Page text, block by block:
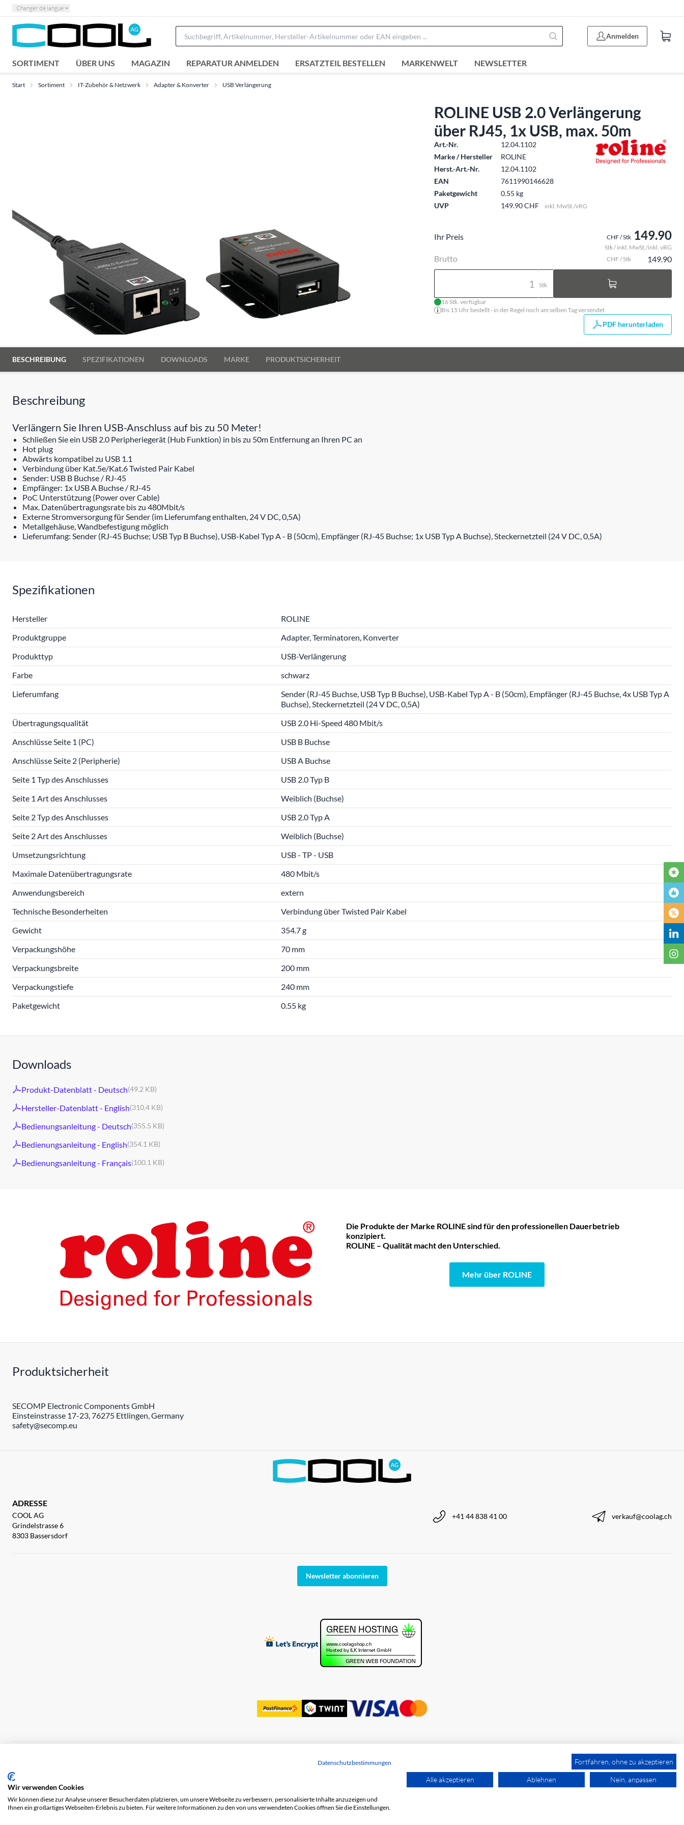
Changer de langue
Anmelden
SORTIMENT ÜBER UNS MAGAZIN REPARATUR ANMELDEN ERSATZTEIL BESTELLEN MARKENWELT NEWSLETTER
Start Sortiment IT-Zubehör & Netzwerk Adapter & Konverter USB Verlängerung
ROLINE USB 2.0 Verlängerung
über RJ45, 1x USB, max. 50m
Art.-Nr.
12.04.1102
Marke / Hersteller
ROLINE
Herst.-Art.-Nr.
12.04.1102
EAN
7611990146628
Paketgewicht
0.55 kg
UVP
149.90 CHF inkl. MwSt./vRG
Ihr Preis CHF / Stk 149.90
Stk / inkl. MwSt./inkl. vRG
Brutto CHF / Stk 149.90
Stk
16 Stk. verfügbar
Bis 15 Uhr bestellt - in der Regel noch am selben Tag versendet
PDF herunterladen
BESCHREIBUNG SPEZIFIKATIONEN DOWNLOADS MARKE PRODUKTSICHERHEIT
Beschreibung
Verlängern Sie Ihren USB-Anschluss auf bis zu 50 Meter!
Schließen Sie ein USB 2.0 Peripheriegerät (Hub Funktion) in bis zu 50m Entfernung an Ihren PC an
Hot plug
Abwärts kompatibel zu USB 1.1
Verbindung über Kat.5e/Kat.6 Twisted Pair Kabel
Sender: USB B Buchse / RJ-45
Empfänger: 1x USB A Buchse / RJ-45
PoC Unterstützung (Power over Cable)
Max. Datenübertragungsrate bis zu 480Mbit/s
Externe Stromversorgung für Sender (im Lieferumfang enthalten, 24 V DC, 0,5A)
Metallgehäuse, Wandbefestigung möglich
Lieferumfang: Sender (RJ-45 Buchse; USB Typ B Buchse), USB-Kabel Typ A - B (50cm), Empfänger (RJ-45 Buchse; 1x USB Typ A Buchse), Steckernetzteil (24 V DC, 0,5A)
Spezifikationen
Hersteller
ROLINE
Produktgruppe
Adapter, Terminatoren, Konverter
Produkttyp
USB-Verlängerung
Farbe
schwarz
Lieferumfang
Sender (RJ-45 Buchse, USB Typ B Buchse), USB-Kabel Typ A - B (50cm), Empfänger (RJ-45 Buchse, 4x USB Typ A
Buchse), Steckernetzteil (24 V DC, 0,5A)
Übertragungsqualität
USB 2.0 Hi-Speed 480 Mbit/s
Anschlüsse Seite 1 (PC)
USB B Buchse
Anschlüsse Seite 2 (Peripherie)
USB A Buchse
Seite 1 Typ des Anschlusses
USB 2.0 Typ B
Seite 1 Art des Anschlusses
Weiblich (Buchse)
Seite 2 Typ des Anschlusses
USB 2.0 Typ A
Seite 2 Art des Anschlusses
Weiblich (Buchse)
Umsetzungsrichtung
USB - TP - USB
Maximale Datenübertragungsrate
480 Mbit/s
Anwendungsbereich
extern
Technische Besonderheiten
Verbindung über Twisted Pair Kabel
Gewicht
354.7 g
Verpackungshöhe
70 mm
Verpackungsbreite
200 mm
Verpackungstiefe
240 mm
Paketgewicht
0.55 kg
Downloads
Produkt-Datenblatt - Deutsch(49.2 KB)
Hersteller-Datenblatt - English(310.4 KB)
Bedienungsanleitung - Deutsch(355.5 KB)
Bedienungsanleitung - English(354.1 KB)
Bedienungsanleitung - Français(100.1 KB)
Die Produkte der Marke ROLINE sind für den professionellen Dauerbetrieb
konzipiert.
ROLINE – Qualität macht den Unterschied.
Mehr über ROLINE
Produktsicherheit
SECOMP Electronic Components GmbH
Einsteinstrasse 17-23, 76275 Ettlingen, Germany
safety@secomp.eu
ADRESSE
COOL AG
Grindelstrasse 6
8303 Bassersdorf
+41 44 838 41 00 verkauf@coolag.ch
Newsletter abonnieren
© 2026 COOL AG. Alle Rechte vorbehalten.
Fortfahren, ohne zu akzeptieren
Datenschutzbestimmungen
Wir verwenden Cookies
Wir können diese zur Analyse unserer Besucherdaten platzieren, um unsere Webseite zu verbessern, personalisierte Inhalte anzuzeigen und
Ihnen ein großartiges Webseiten-Erlebnis zu bieten. Für weitere Informationen zu den von uns verwendeten Cookies öffnen Sie die Einstellungen.
Alle akzeptieren Ablehnen Nein, anpassen